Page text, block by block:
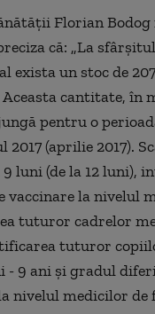
Florian
că: „La
exista un stoc de
Aceasta cantitate, în
pentru o
2017 (aprilie 2017).
luni (de la 12 luni),
vaccinare la nivelul
tuturor cadrelor
tuturor
- 9 ani şi gradul
nivelul medicilor de